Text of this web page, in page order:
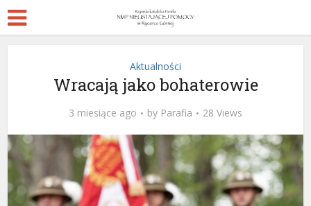
Aktualności
Wracają jako bohaterowie
3 miesiące ago by Parafia 28 Views